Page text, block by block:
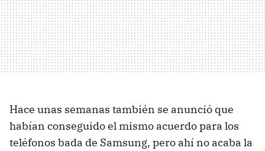
Hace unas semanas también se anunció que
habían conseguido el mismo acuerdo para los
teléfonos bada de Samsung, pero ahí no acaba la